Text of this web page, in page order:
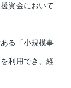
資金において
る「小規模事
利用でき、経